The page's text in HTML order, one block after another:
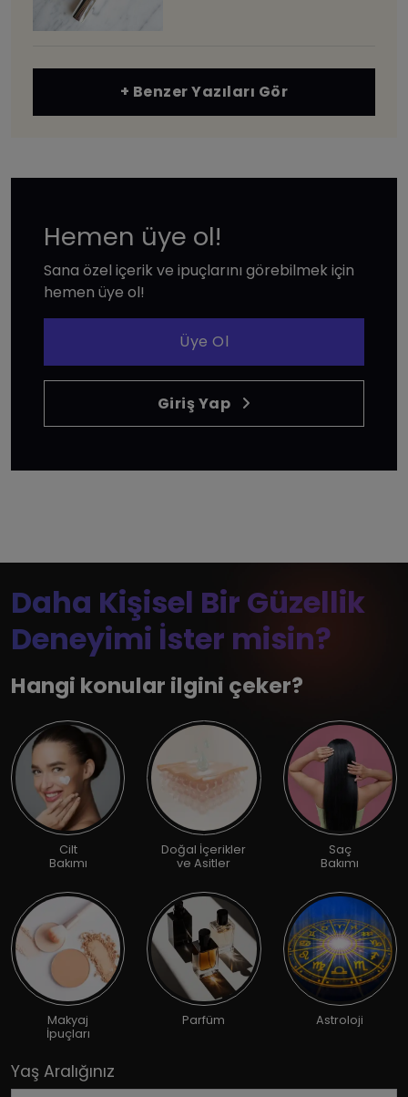
+ Benzer Yazıları Gör
Hemen üye ol!
Sana özel içerik ve ipuçlarını görebilmek için
hemen üye ol!
Üye Ol
Giriş Yap
Daha Kişisel Bir Güzellik
Deneyimi İster misin?
Hangi konular ilgini çeker?
Cilt
Bakımı
Doğal İçerikler
ve Asitler
Saç
Bakımı
Makyaj
İpuçları
Parfüm Astroloji
Yaş Aralığınız